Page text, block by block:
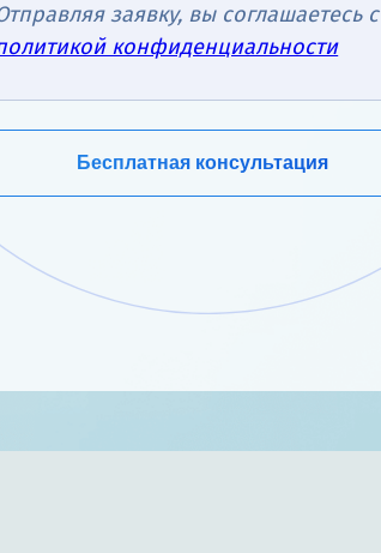
заявку, вы соглашаетесь с
конфиденциальности
Бесплатная консультация